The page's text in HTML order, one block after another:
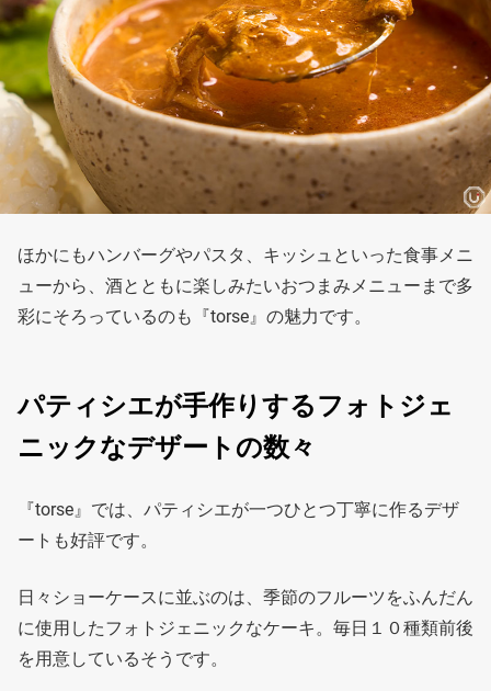
ほかにもハンバーグやパスタ、キッシュといった食事メニ
ューから、酒とともに楽しみたいおつまみメニューまで多
彩にそろっているのも『torse』の魅力です。
パティシエが手作りするフォトジェ
ニックなデザートの数々
『torse』では、パティシエが一つひとつ丁寧に作るデザ
ートも好評です。
日々ショーケースに並ぶのは、季節のフルーツをふんだん
に使用したフォトジェニックなケーキ。毎日１０種類前後
を用意しているそうです。